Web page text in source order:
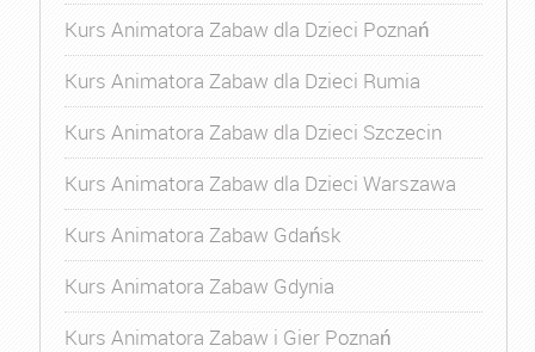
Kurs Animatora Zabaw dla Dzieci Poznań
Kurs Animatora Zabaw dla Dzieci Rumia
Kurs Animatora Zabaw dla Dzieci Szczecin
Kurs Animatora Zabaw dla Dzieci Warszawa
Kurs Animatora Zabaw Gdańsk
Kurs Animatora Zabaw Gdynia
Kurs Animatora Zabaw i Gier Poznań